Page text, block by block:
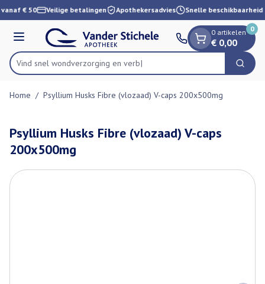
Ga naar de inhoud
1 van 1
€ 50 Veilige betalingen Apothekersadvies Snelle beschikbaarheid
Menu
Product, merk, categorie...
Vind snel wondverzorgin Zoek
0 artikelen
€ 0,00
0
Home / Psyllium Husks Fibre (vlozaad) V-caps 200x500mg
Psyllium Husks Fibre (vlozaad) V-caps
200x500mg